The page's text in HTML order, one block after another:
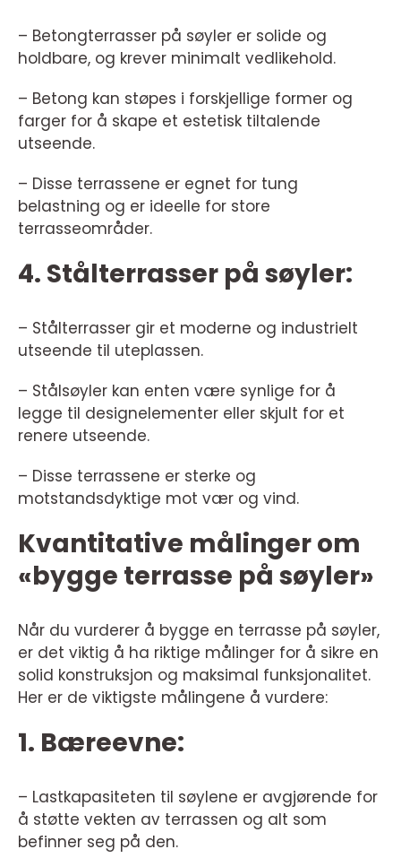
– Betongterrasser på søyler er solide og
holdbare, og krever minimalt vedlikehold.
– Betong kan støpes i forskjellige former og
farger for å skape et estetisk tiltalende
utseende.
– Disse terrassene er egnet for tung
belastning og er ideelle for store
terrasseområder.
4. Stålterrasser på søyler:
– Stålterrasser gir et moderne og industrielt
utseende til uteplassen.
– Stålsøyler kan enten være synlige for å
legge til designelementer eller skjult for et
renere utseende.
– Disse terrassene er sterke og
motstandsdyktige mot vær og vind.
Kvantitative målinger om
«bygge terrasse på søyler»
Når du vurderer å bygge en terrasse på søyler,
er det viktig å ha riktige målinger for å sikre en
solid konstruksjon og maksimal funksjonalitet.
Her er de viktigste målingene å vurdere:
1. Bæreevne:
– Lastkapasiteten til søylene er avgjørende for
å støtte vekten av terrassen og alt som
befinner seg på den.